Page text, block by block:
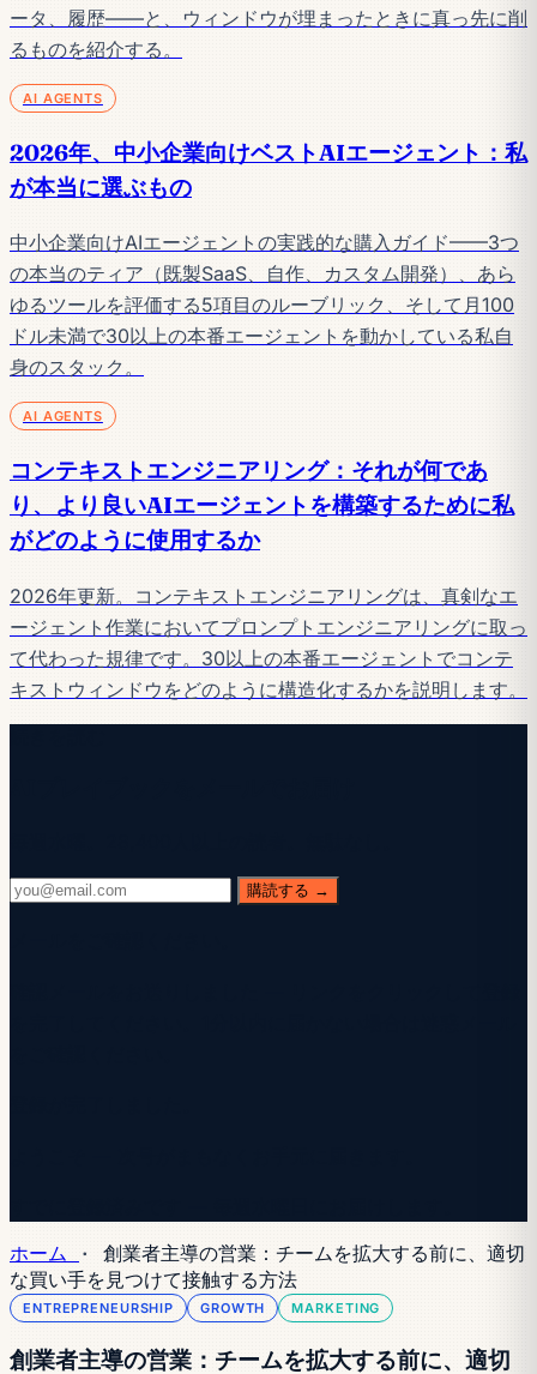
ータ、履歴——と、ウィンドウが埋まったときに真っ先に削
るものを紹介する。
AI AGENTS
2026年、中小企業向けベストAIエージェント：私
が本当に選ぶもの
中小企業向けAIエージェントの実践的な購入ガイド——3つ
の本当のティア（既製SaaS、自作、カスタム開発）、あら
ゆるツールを評価する5項目のルーブリック、そして月100
ドル未満で30以上の本番エージェントを動かしている私自
身のスタック。
AI AGENTS
コンテキストエンジニアリング：それが何であ
り、より良いAIエージェントを構築するために私
がどのように使用するか
2026年更新。コンテキストエンジニアリングは、真剣なエ
ージェント作業においてプロンプトエンジニアリングに取っ
て代わった規律です。30以上の本番エージェントでコンテ
キストウィンドウをどのように構造化するかを説明します。
購読する →
ホーム ·
創業者主導の営業：チームを拡大する前に、適切
な買い手を見つけて接触する方法
ENTREPRENEURSHIP GROWTH MARKETING
創業者主導の営業：チームを拡大する前に、適切